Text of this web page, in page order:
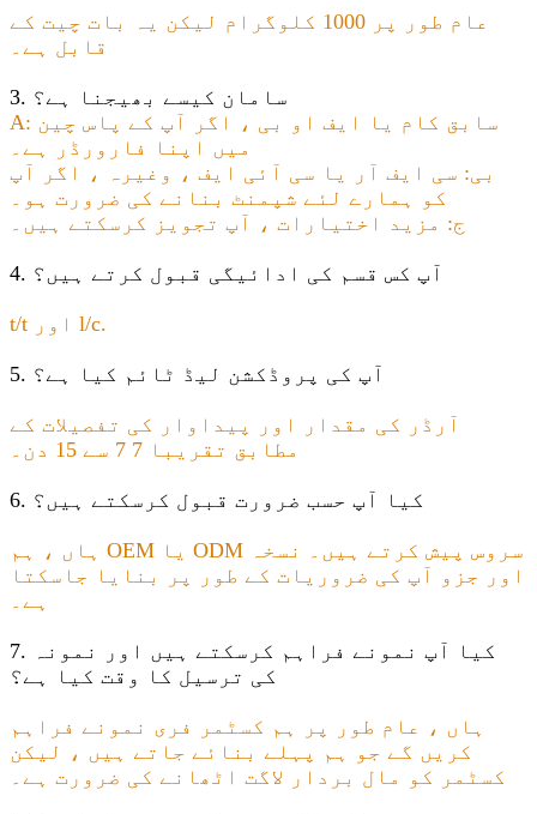
عام طور پر 1000 کلوگرام لیکن یہ بات چیت کے
قابل ہے۔
3. سامان کیسے بھیجنا ہے؟
A: سابق کام یا ایف او بی ، اگر آپ کے پاس چین
میں اپنا فارورڈر ہے۔
بی: سی ایف آر یا سی آئی ایف ، وغیرہ ، اگر آپ
کو ہمارے لئے شپمنٹ بنانے کی ضرورت ہو۔
ج: مزید اختیارات ، آپ تجویز کرسکتے ہیں۔
4. آپ کس قسم کی ادائیگی قبول کرتے ہیں؟
t/t اور l/c.
5. آپ کی پروڈکشن لیڈ ٹائم کیا ہے؟
آرڈر کی مقدار اور پیداوار کی تفصیلات کے
مطابق تقریبا 7 7 سے 15 دن۔
6. کیا آپ حسب ضرورت قبول کرسکتے ہیں؟
ہاں ، ہم OEM یا ODM سروس پیش کرتے ہیں۔ نسخہ
اور جزو آپ کی ضروریات کے طور پر بنایا جاسکتا
ہے۔
7. کیا آپ نمونے فراہم کرسکتے ہیں اور نمونہ
کی ترسیل کا وقت کیا ہے؟
ہاں ، عام طور پر ہم کسٹمر فری نمونے فراہم
کریں گے جو ہم پہلے بنائے جاتے ہیں ، لیکن
کسٹمر کو مال بردار لاگت اٹھانے کی ضرورت ہے۔